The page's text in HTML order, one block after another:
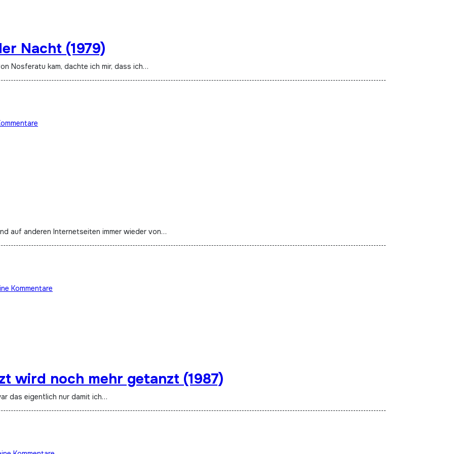
Nacht (1979)
Nosferatu kam, dachte ich mir, dass ich…
auf anderen Internetseiten immer wieder von…
Kommentare
wird noch mehr getanzt (1987)
das eigentlich nur damit ich…